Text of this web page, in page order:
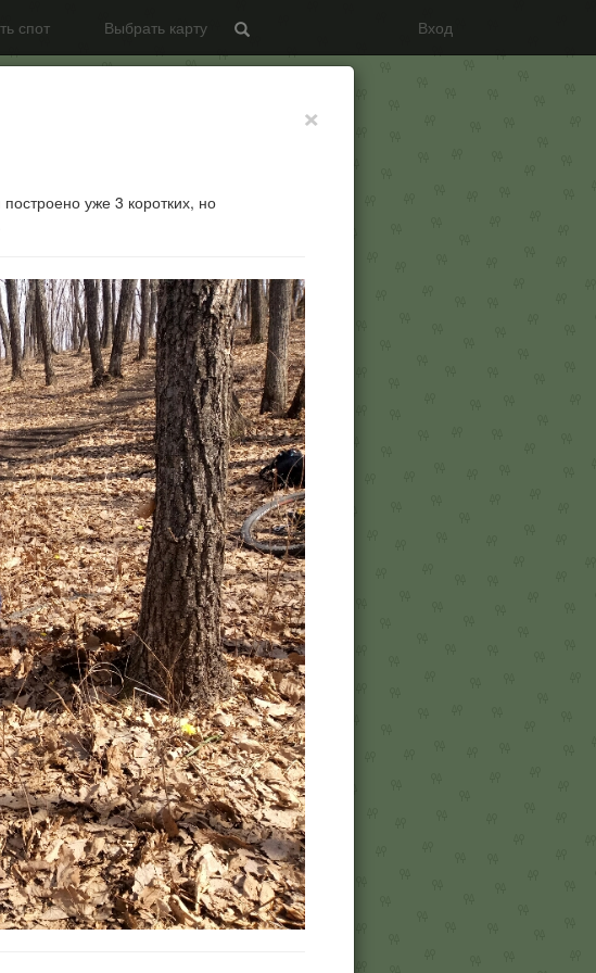
×
уже 3 коротких, но
Вход
спот Выбрать карту